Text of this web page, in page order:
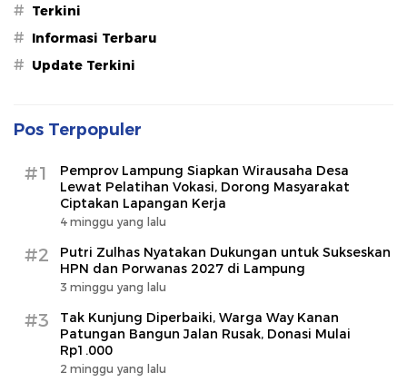
# Terkini
# Informasi Terbaru
# Update Terkini
Pos Terpopuler
#1
Pemprov Lampung Siapkan Wirausaha Desa
Lewat Pelatihan Vokasi, Dorong Masyarakat
Ciptakan Lapangan Kerja
4 minggu yang lalu
#2
Putri Zulhas Nyatakan Dukungan untuk Sukseskan
HPN dan Porwanas 2027 di Lampung
3 minggu yang lalu
#3
Tak Kunjung Diperbaiki, Warga Way Kanan
Patungan Bangun Jalan Rusak, Donasi Mulai
Rp1.000
2 minggu yang lalu